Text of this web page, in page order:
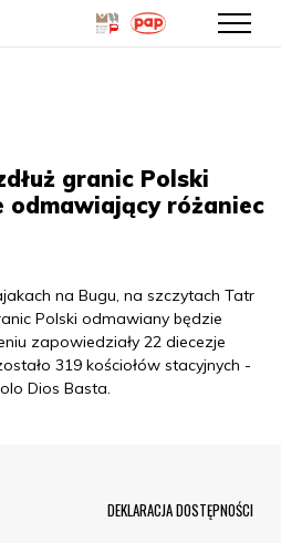
granic Polski
odmawiający różaniec
na Bugu, na szczytach Tatr
Polski odmawiany będzie
zapowiedziały 22 diecezje
319 kościołów stacyjnych -
Dios Basta.
DEKLARACJA DOSTĘPNOŚCI